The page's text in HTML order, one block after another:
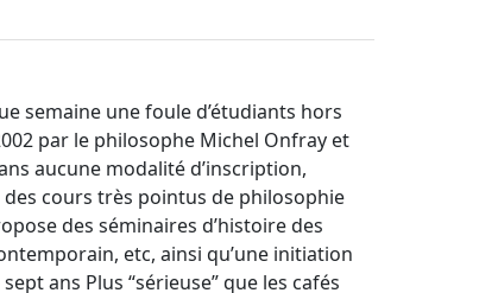
semaine une foule d’étudiants hors
par le philosophe Michel Onfray et
aucune modalité d’inscription,
cours très pointus de philosophie
des séminaires d’histoire des
etc, ainsi qu’une initiation
ans Plus “sérieuse” que les cafés